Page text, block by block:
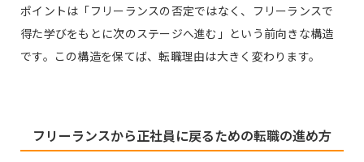
ポイントは「フリーランスの否定ではなく、フリーランスで
得た学びをもとに次のステージへ進む」という前向きな構造
です。この構造を保てば、転職理由は大きく変わります。
フリーランスから正社員に戻るための転職の進め方